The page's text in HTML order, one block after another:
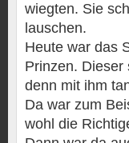
wiegten. Sie
lauschen.
Heute war das
Prinzen. Dieser
denn mit ihm
Da war zum
wohl die